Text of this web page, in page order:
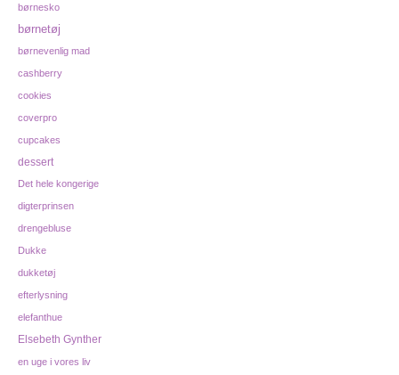
børnesko
børnetøj
børnevenlig mad
cashberry
cookies
coverpro
cupcakes
dessert
Det hele kongerige
digterprinsen
drengebluse
Dukke
dukketøj
efterlysning
elefanthue
Elsebeth Gynther
en uge i vores liv